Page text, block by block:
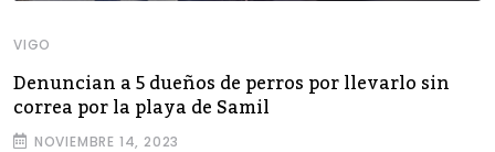
VIGO
Denuncian a 5 dueños de perros por llevarlo sin
correa por la playa de Samil
NOVIEMBRE 14, 2023